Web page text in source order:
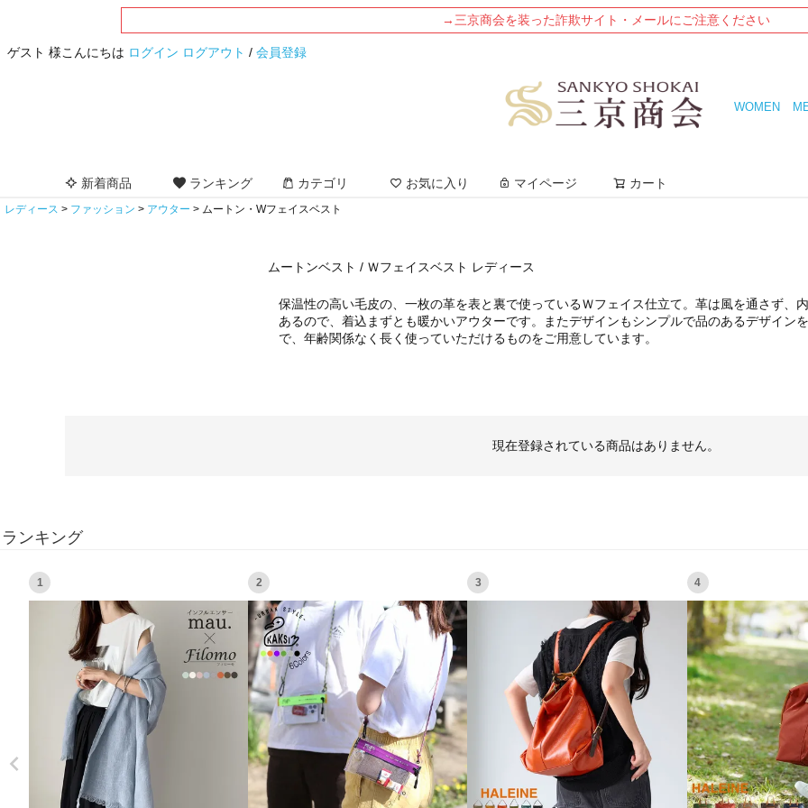
→三京商会を装った詐欺サイト・メールにご注意ください
ゲスト 様こんにちは ログイン ログアウト / 会員登録
WOMEN
新着商品 ランキング カテゴリ お気に入り マイページ カート
レディース ファッション アウター ムートン・Wフェイスベスト
ムートンベスト / Ｗフェイスベスト レディース
保温性の高い毛皮の、一枚の革を表と裏で使っているＷフェイス仕立て。革は風を通さず、
あるので、着込まずとも暖かいアウターです。またデザインもシンプルで品のあるデザイン
で、年齢関係なく長く使っていただけるものをご用意しています。
現在登録されている商品はありません。
ランキング
1 2 3 4